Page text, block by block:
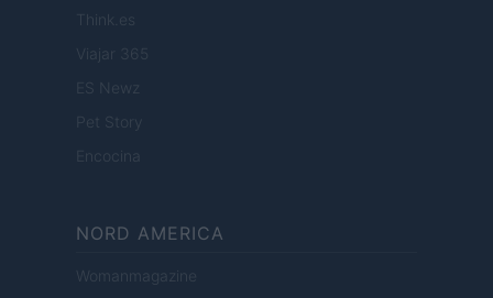
Think.es
Viajar 365
ES Newz
Pet Story
Encocina
NORD AMERICA
Womanmagazine